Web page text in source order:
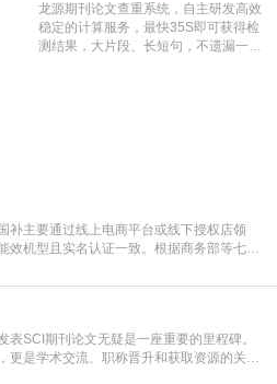
测时注意填写第一作者,才能排除已发
表文献复制比。（限制字符数1万）
龙源期刊论文查重系统，自主研发高效
稳定的计算服务，最快35S即可获得检
测结果，大片段、长短句，不遗漏一处
补主要通过线上电商平台或线下授权店领
机型且实名认证一致。根据商务部等七部
令(如【家电补贴1637】、【国补立省
面显示为准)进入补贴专场。淘宝/天猫也可
SCI期刊论文无疑是一座重要的里程碑。
是学术交流、职称晋升和获取资源的关键